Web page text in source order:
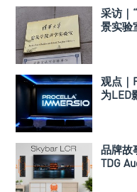
采访｜
景实验
观点｜
为LED
品牌故
TDG